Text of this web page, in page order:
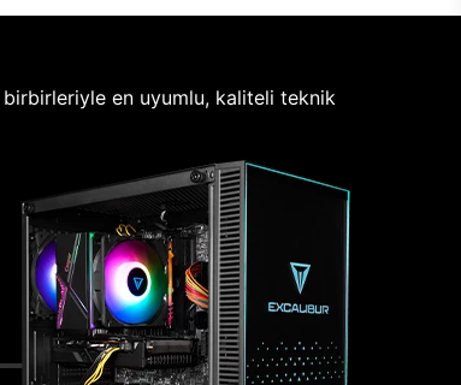
birbirleriyle en uyumlu, kaliteli teknik